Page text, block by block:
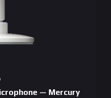
— Mercury